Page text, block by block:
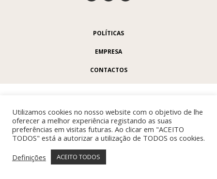
Utilizamos cookies no nosso website com o objetivo de lhe
oferecer a melhor experiência registando as suas
preferências em visitas futuras. Ao clicar em "ACEITO
TODOS" está a autorizar a utilização de TODOS os cookies.
Definições
ACEITO TODOS
POLÍTICAS
EMPRESA
CONTACTOS